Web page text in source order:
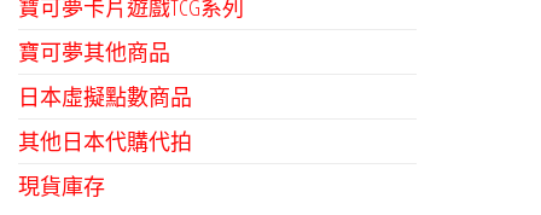
寶可夢卡片遊戲TCG系列
寶可夢其他商品
日本虛擬點數商品
其他日本代購代拍
現貨庫存